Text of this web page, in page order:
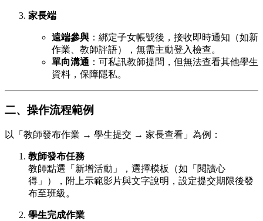
家長端
遠端參與 ：綁定子女帳號後，接收即時通知（如新
作業、教師評語），無需主動登入檢查。
單向溝通 ：可私訊教師提問，但無法查看其他學生
資料，保障隱私。
二、操作流程範例
以「教師發布作業 → 學生提交 → 家長查看」為例：
教師發布任務
教師點選「新增活動」，選擇模板（如「閱讀心
得」），附上示範影片與文字說明，設定提交期限後發
布至班級。
學生完成作業